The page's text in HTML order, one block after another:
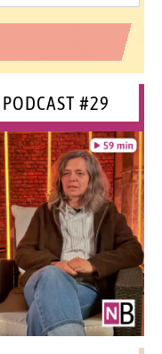
PODCAST #29